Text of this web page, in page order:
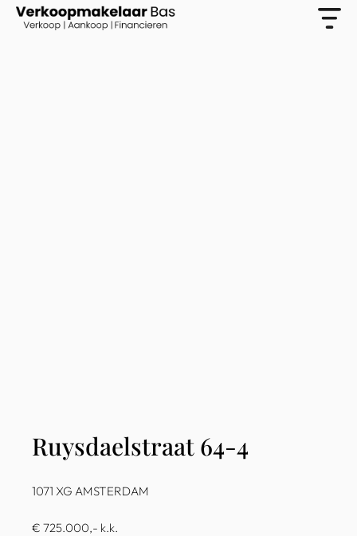
Ruysdaelstraat 64-4
1071 XG AMSTERDAM
€ 725.000,- k.k.